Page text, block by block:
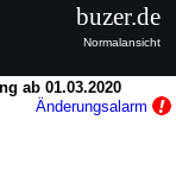
ab 01.03.2020
Änderungsalarm
buzer.de
Normalansicht